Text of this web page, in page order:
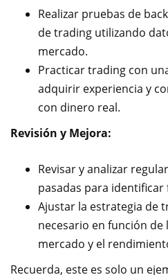
Realizar pruebas de
de trading utilizando
mercado.
Practicar trading con
adquirir experiencia y
con dinero real.
Revisión y Mejora:
Revisar y analizar
pasadas para
Ajustar la estrategia de
necesario en función de
mercado y el
Recuerda, este es solo un